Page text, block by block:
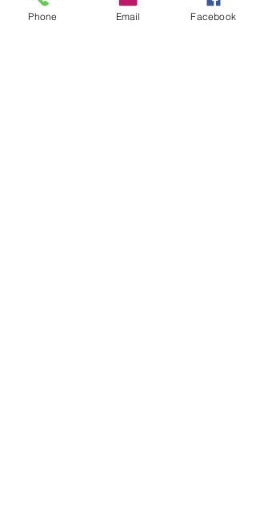
を確保し、優秀な人材を惹きつけて、
Phone Email Facebook